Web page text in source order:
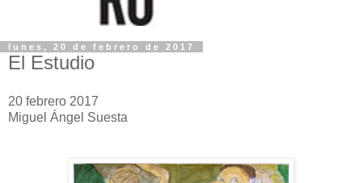
lunes, 20 de febrero de 2017
El Estudio
20 febrero 2017
Miguel Ángel Suesta